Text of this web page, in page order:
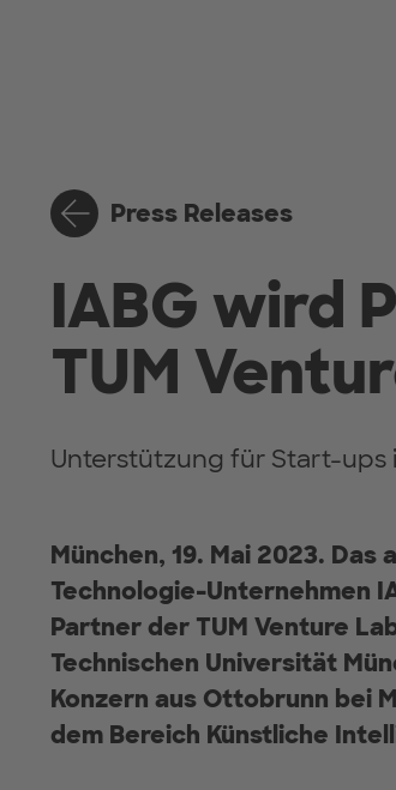
Press Releases
IABG wird
TUM
Unterstützung für Start-ups
München, 19. Mai 2023.
Technologie-Unternehmen
Partner der TUM Venture
Technischen Universität
Konzern aus Ottobrunn bei
dem Bereich Künstliche